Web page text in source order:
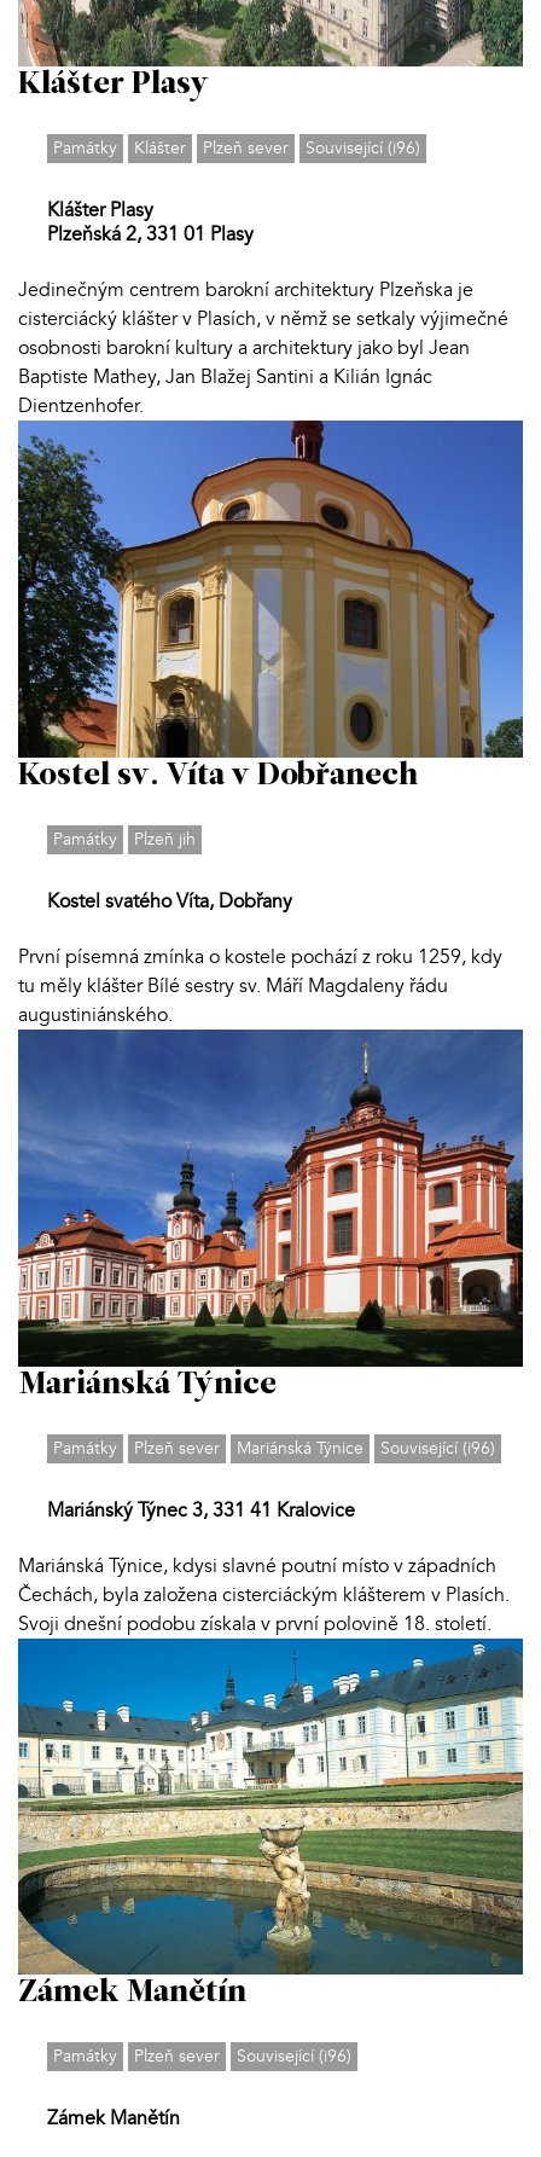
Klášter Plasy
Památky Klášter Plzeň sever Související (i96)
Klášter Plasy
Plzeňská 2, 331 01 Plasy
Jedinečným centrem barokní architektury Plzeňska je
cisterciácký klášter v Plasích, v němž se setkaly výjimečné
osobnosti barokní kultury a architektury jako byl Jean
Baptiste Mathey, Jan Blažej Santini a Kilián Ignác
Dientzenhofer.
Kostel sv. Víta v Dobřanech
Památky Plzeň jih
Kostel svatého Víta, Dobřany
První písemná zmínka o kostele pochází z roku 1259, kdy
tu měly klášter Bílé sestry sv. Máří Magdaleny řádu
augustiniánského.
Mariánská Týnice
Památky Plzeň sever Mariánská Týnice Související (i96)
Mariánský Týnec 3, 331 41 Kralovice
Mariánská Týnice, kdysi slavné poutní místo v západních
Čechách, byla založena cisterciáckým klášterem v Plasích.
Svoji dnešní podobu získala v první polovině 18. století.
Zámek Manětín
Památky Plzeň sever Související (i96)
Zámek Manětín